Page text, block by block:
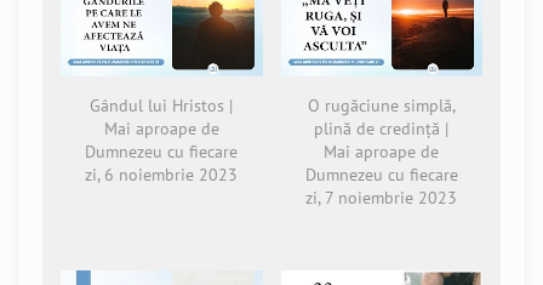
Gândul lui Hristos |
Mai aproape de
Dumnezeu cu fiecare
zi, 6 noiembrie 2023
O rugăciune simplă,
plină de credință |
Mai aproape de
Dumnezeu cu fiecare
zi, 7 noiembrie 2023